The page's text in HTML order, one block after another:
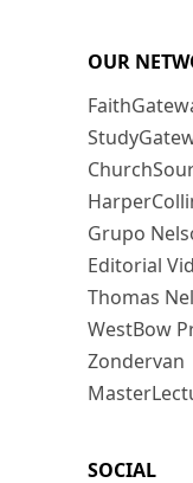
OUR
Grupo
Editorial
Thomas
WestBow
Zondervan
SOCIAL